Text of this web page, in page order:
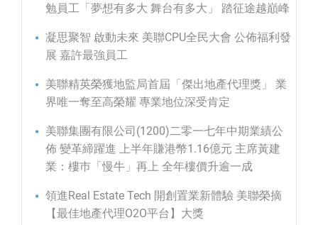
勉員工「夢想有多大 舞台有多大」 踏征途越巔峰
凝思聚智 啟動未來 美聯CPU全民大會 公佈福利發
展 嘉許最強員工
美聯精英榮獲地監局首屆「傑出地產代理獎」 業
界唯一奪至高榮耀 專業地位深受肯定
美聯集團有限公司(1200)二零一七年中期業績公
佈 變革締躍進 上半年賺港幣1.16億元 主席黃建
業：樓巿「慢牛」再上 全年樓價升逾一成
領進Real Estate Tech 開創置業新體驗 美聯榮摘
【最佳地產代理O2O平台】大獎